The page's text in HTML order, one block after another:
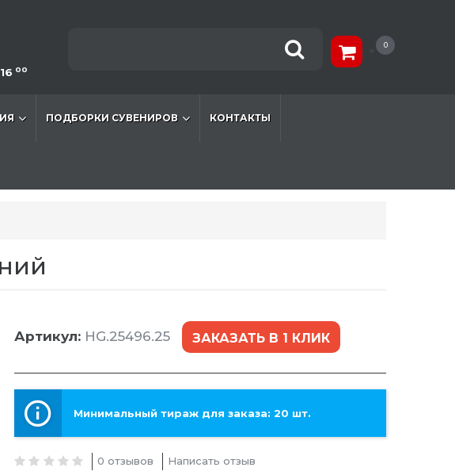
00
0
ПОДБОРКИ СУВЕНИРОВ КОНТАКТЫ
Артикул: HG.25496.25 ЗАКАЗАТЬ В 1 КЛИК
Минимальный тираж для заказа: 20 шт.
0 отзывов Написать отзыв